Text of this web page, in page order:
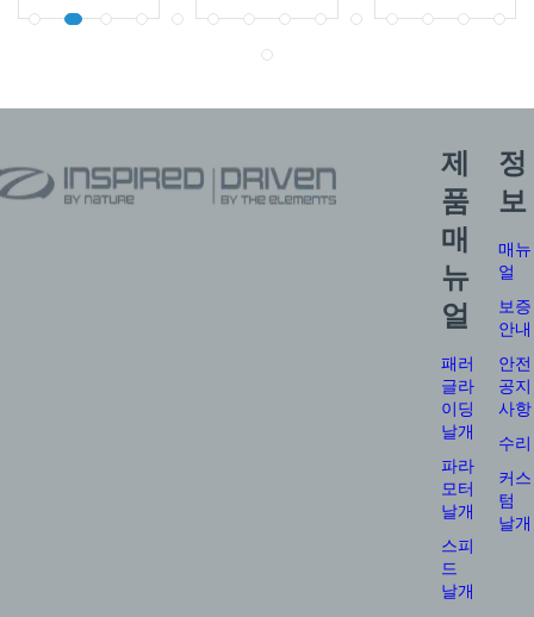
제
품
매
뉴
얼
패러
글라
이딩
날개
파라
모터
날개
스피
드
날개
정
보
매뉴
얼
보증
안내
안전
공지
사항
수리
커스
텀
날개